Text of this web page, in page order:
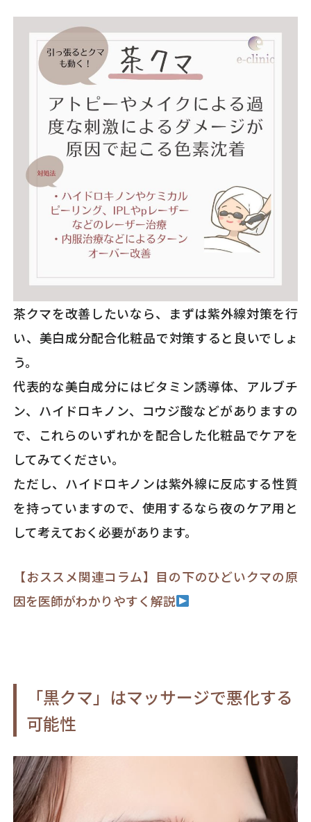
茶クマを改善したいなら、まずは紫外線対策を行
い、美白成分配合化粧品で対策すると良いでしょ
う。
代表的な美白成分にはビタミン誘導体、アルブチ
ン、ハイドロキノン、コウジ酸などがありますの
で、これらのいずれかを配合した化粧品でケアを
してみてください。
ただし、ハイドロキノンは紫外線に反応する性質
を持っていますので、使用するなら夜のケア用と
して考えておく必要があります。
【おススメ関連コラム】目の下のひどいクマの原
因を医師がわかりやすく解説
「黒クマ」はマッサージで悪化する
可能性